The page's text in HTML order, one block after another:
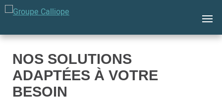
Groupe
NOS SOLUTIONS
ADAPTÉES À VOTRE
BESOIN